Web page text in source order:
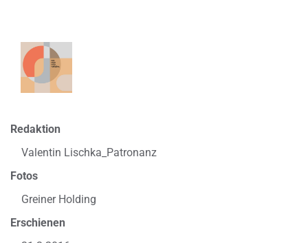
Redaktion
Valentin Lischka_Patronanz
Fotos
Greiner Holding
Erschienen